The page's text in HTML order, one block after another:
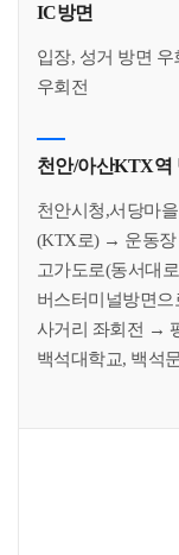
IC방면
입장, 성거 방면
우회전
천안/아산KTX역
천안시청,서당마
(KTX로) → 운동장
고가도로(동서대
버스터미널방면
사거리 좌회전 →
백석대학교, 백석